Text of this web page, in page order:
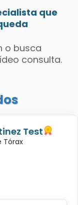
que
o busca
consulta.
Test
Tórax